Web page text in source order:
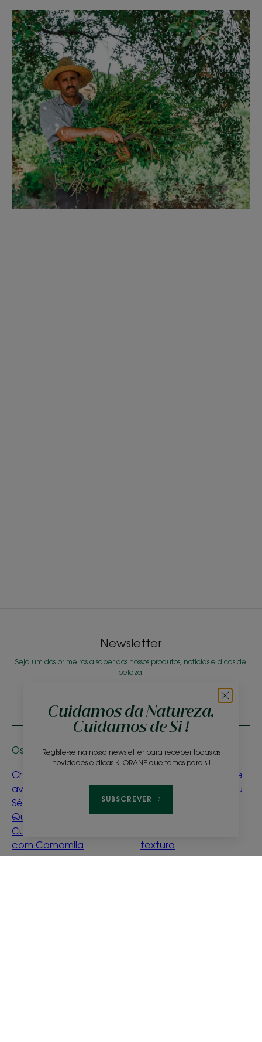
Cuidamos da Natureza,
Cuidamos de Si !
Registe-se na nossa newsletter para receber todas as
novidades e dicas KLORANE que temos para si!
SUBSCREVER
Newsletter
Seja um dos primeiros a saber dos nossos produtos, notícias e dicas de
beleza!
SUBSCREVA A NEWSLETTER
Os nossos produtos
Champô seco de
aveia
Sérum Antiqueda com
Quinina e Edelvaisse Bio
Cuidado aclarador
com Camomila
Creme de água floral
Conselhos de peritos
Iluminar naturalmente
o meu cabelo loiro ou
castanho
Explicação da perda
textura
Alisamento e secagem